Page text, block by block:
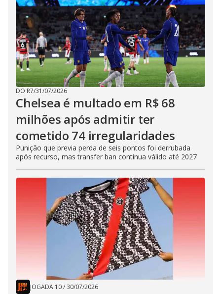
DO R7/31/07/2026
Chelsea é multado em R$ 68
milhões após admitir ter
cometido 74 irregularidades
Punição que previa perda de seis pontos foi derrubada
após recurso, mas transfer ban continua válido até 2027
JOGADA 10/30/07/2026